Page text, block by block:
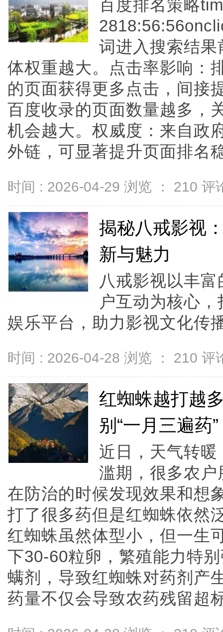
百度排名策略
词进入搜索结
体权重越大。点击率影响：
的页面获得更多点击，间接
百度收录的页面数量越多，
机会越大。权威度：来自政
外链，可显著提升页面排名
时间 : 2026-04-29 浏览 ： 210 评
揭秘八戒影视
新与魅力
八戒影视以丰
户互动为核心
娱乐平台，助力影视文化传
时间 : 2026-04-28 浏览 ： 210 评
红蜘蛛越打越
别“一月三遍药
近日，天气转
滥期，很多农
在防治的时候发现效果和想
打了很多药但是红蜘蛛依然
红蜘蛛虽然体型小，但一生
下30-60粒卵，繁殖能力特
螨剂，导致红蜘蛛对药剂产
药量不仅会导致农药残留超